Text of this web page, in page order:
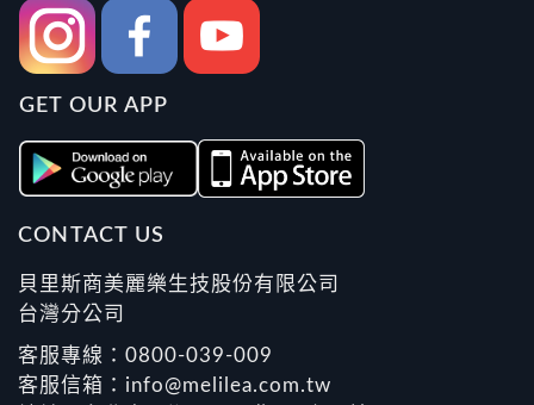
GET OUR APP
CONTACT US
貝里斯商美麗樂生技股份有限公司
台灣分公司
客服專線：0800-039-009
客服信箱：info@melilea.com.tw